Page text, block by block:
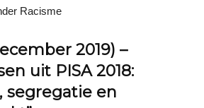
Racisme
2019) –
uit PISA 2018:
segregatie en